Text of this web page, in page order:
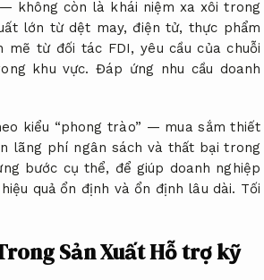
không còn là khái niệm xa xôi trong
lớn từ dệt may, điện tử, thực phẩm
từ đối tác FDI, yêu cầu của chuỗi
khu vực.Đáp ứng nhu cầu doanh
kiểu “phong trào” — mua sắm thiết
lãng phí ngân sách và thất bại trong
bước cụ thể, để giúp doanh nghiệp
quả ổn định và ổn định lâu dài. Tối
Sản XuấtHỗ trợ kỹ